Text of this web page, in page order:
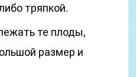
тряпкой.
те плоды,
размер и